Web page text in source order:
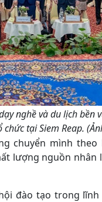
nghề và du lịch bền
tại Siem Reap.
chuyển mình
lượng nguồn nhân
đào tạo trong